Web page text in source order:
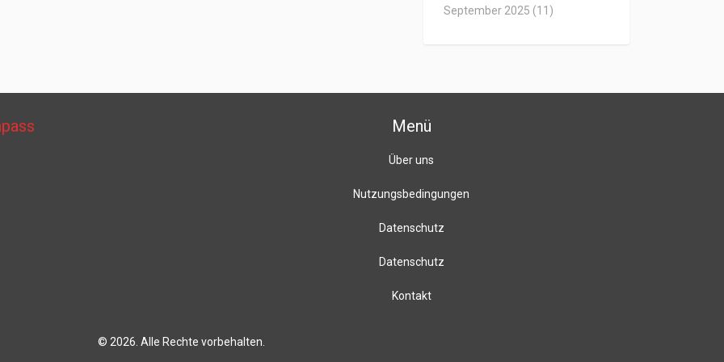
September 2025 (11)
Menü
Über uns
Nutzungsbedingungen
Datenschutz
Datenschutz
Kontakt
© 2026. Alle Rechte vorbehalten.